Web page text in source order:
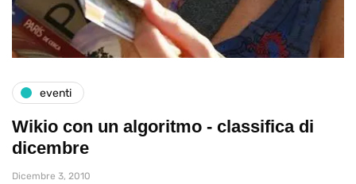
eventi
Wikio con un algoritmo - classifica di
dicembre
Dicembre 3, 2010